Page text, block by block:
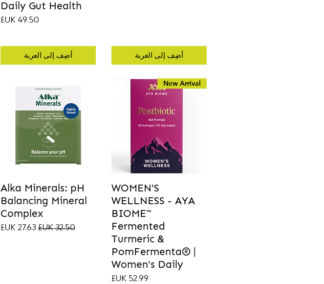
أضِف إلى العربة
Daily Gut Health
السعر
أضِف إلى العربة
New Arrival
WOMEN'S
WELLNESS - AYA
BIOME™
Fermented
Turmeric &
PomFermenta® |
Women's Daily
السعر
Alka Minerals: pH
Balancing Mineral
Complex
سعر عادي‏32.50 UK£ سعر البيع